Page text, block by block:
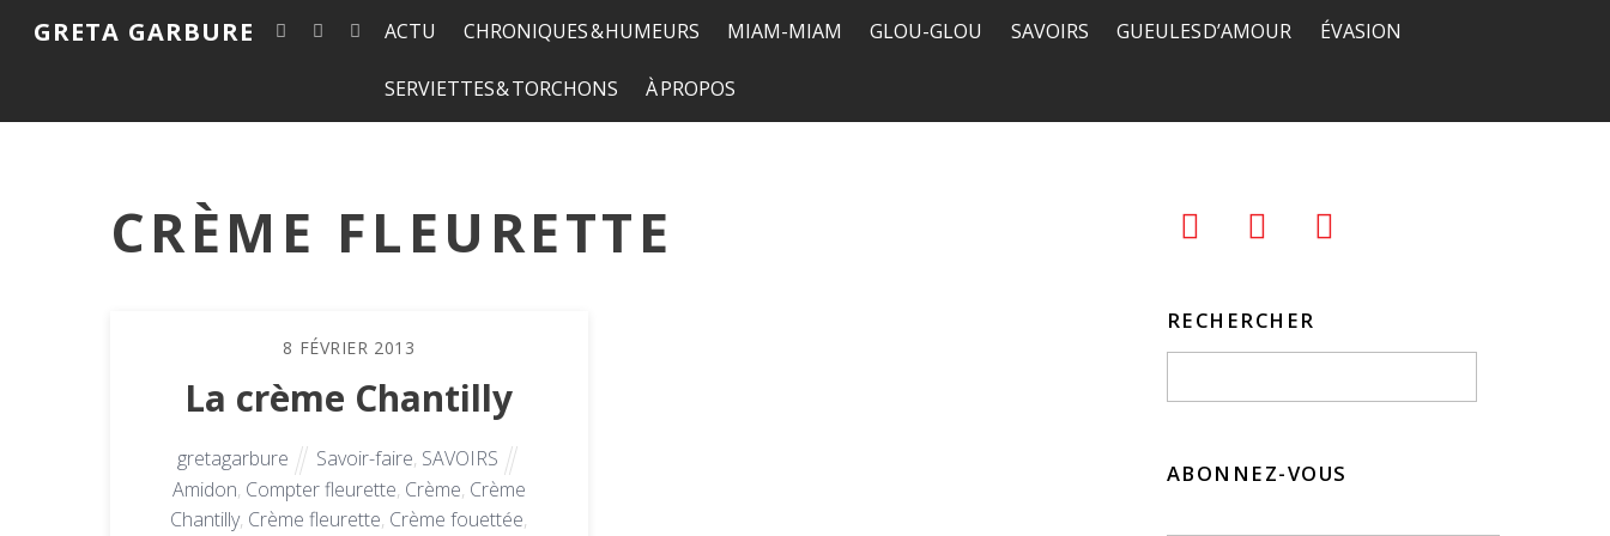
GRETA GARBURE ACTU CHRONIQUES & HUMEURS MIAM-MIAM GLOU-GLOU SAVOIRS GUEULES D’AMOUR ÉVASION
SERVIETTES & TORCHONS À PROPOS
CRÈME FLEURETTE
8 FÉVRIER 2013
La crème Chantilly
gretagarbure Savoir-faire, SAVOIRS
Amidon, Compter fleurette, Crème, Crème
Chantilly, Crème fleurette, Crème fouettée,
RECHERCHER
ABONNEZ-VOUS